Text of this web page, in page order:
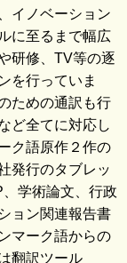
イノベーション
に至るまで幅広
研修、TV等の逐
を行っていま
ための通訳も行
ど全てに対応し
ク語原作２作の
発行のタブレッ
学術論文、行政
ョン関連報告書
マーク語からの
翻訳ツール